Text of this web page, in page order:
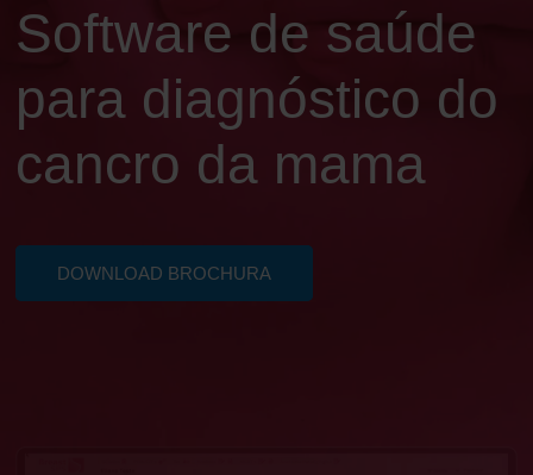
Software de saúde
para diagnóstico do
cancro da mama
DOWNLOAD BROCHURA